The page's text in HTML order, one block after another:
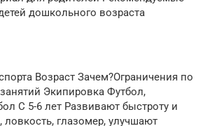
дошкольного возраста
Возраст Зачем?Ограничения по
Экипировка Футбол,
С 5-6 лет Развивают быстроту и
ловкость, глазомер, улучшают